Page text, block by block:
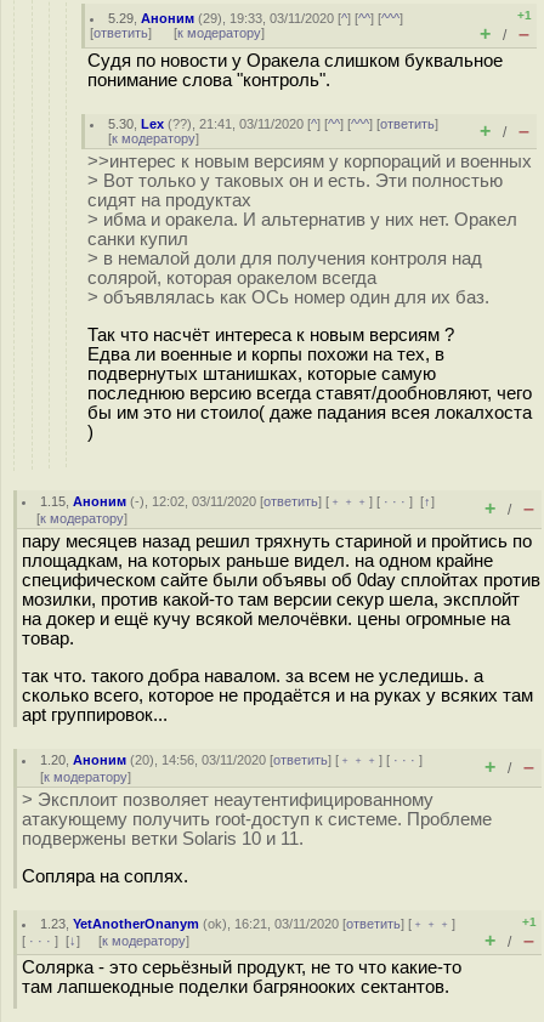
5.29 ,Аноним (29), 19:33, 03/11/2020 [^] [^^] [^^^]
[ответить] [к модератору]
+1
+ / –
Судя по новости у Оракела слишком буквальное
понимание слова "контроль".
5.30 ,Lex (??), 21:41, 03/11/2020 [^] [^^] [^^^] [ответить]
[к модератору] + / –
>>интерес к новым версиям у корпораций и военных
> Вот только у таковых он и есть. Эти полностью
сидят на продуктах
> ибма и оракела. И альтернатив у них нет. Оракел
санки купил
> в немалой доли для получения контроля над
солярой, которая оракелом всегда
> объявлялась как ОСь номер один для их баз.
Так что насчёт интереса к новым версиям ?
Едва ли военные и корпы похожи на тех, в
подвернутых штанишках, которые самую
последнюю версию всегда ставят/дообновляют, чего
бы им это ни стоило( даже падания всея локалхоста
)
1.15 ,Аноним (-), 12:02, 03/11/2020 [ответить] [ ﹢﹢﹢] [ · · ·][↑]
[к модератору] + / –
пару месяцев назад решил тряхнуть стариной и пройтись по
площадкам, на которых раньше видел. на одном крайне
специфическом сайте были объявы об 0day сплойтах против
мозилки, против какой-то там версии секур шела, эксплойт
на докер и ещё кучу всякой мелочёвки. цены огромные на
товар.
так что. такого добра навалом. за всем не уследишь. а
сколько всего, которое не продаётся и на руках у всяких там
apt группировок...
1.20 ,Аноним (20), 14:56, 03/11/2020 [ответить] [ ﹢﹢﹢] [ · · ·]
[к модератору] + / –
> Эксплоит позволяет неаутентифицированному
атакующему получить root-доступ к системе. Проблеме
подвержены ветки Solaris 10 и 11.
Сопляра на соплях.
1.23 ,YetAnotherOnanym (ok), 16:21, 03/11/2020 [ответить] [ ﹢﹢﹢]
[ · · · ] [↓] [к модератору]
+1
+ / –
Солярка - это серьёзный продукт, не то что какие-то
там лапшекодные поделки багрянооких сектантов.